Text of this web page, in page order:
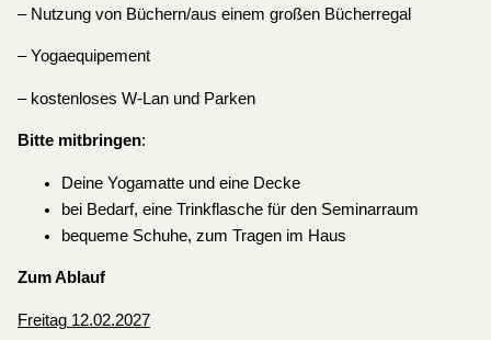
– Nutzung von Büchern/aus einem großen Bücherregal
– Yogaequipement
– kostenloses W-Lan und Parken
Bitte mitbringen:
Deine Yogamatte und eine Decke
bei Bedarf, eine Trinkflasche für den Seminarraum
bequeme Schuhe, zum Tragen im Haus
Zum Ablauf
Freitag 12.02.2027